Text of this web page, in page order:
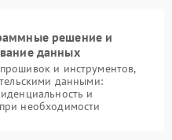
решение и
данных
и инструментов,
данными:
и
необходимости